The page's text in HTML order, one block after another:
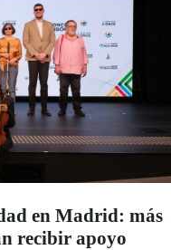
en Madrid: más
recibir apoyo